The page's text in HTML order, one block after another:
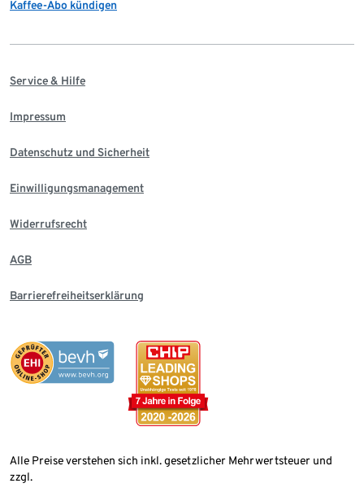
Kaffee-Abo kündigen
Service & Hilfe
Impressum
Datenschutz und Sicherheit
Einwilligungsmanagement
Widerrufsrecht
AGB
Barrierefreiheitserklärung
Alle Preise verstehen sich inkl. gesetzlicher Mehrwertsteuer und
zzgl.